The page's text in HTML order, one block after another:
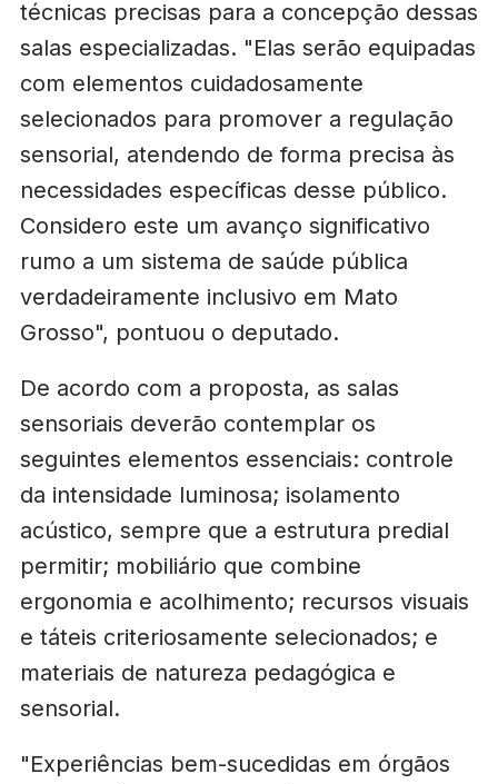
técnicas precisas para a concepção dessas
salas especializadas. "Elas serão equipadas
com elementos cuidadosamente
selecionados para promover a regulação
sensorial, atendendo de forma precisa às
necessidades específicas desse público.
Considero este um avanço significativo
rumo a um sistema de saúde pública
verdadeiramente inclusivo em Mato
Grosso", pontuou o deputado.
De acordo com a proposta, as salas
sensoriais deverão contemplar os
seguintes elementos essenciais: controle
da intensidade luminosa; isolamento
acústico, sempre que a estrutura predial
permitir; mobiliário que combine
ergonomia e acolhimento; recursos visuais
e táteis criteriosamente selecionados; e
materiais de natureza pedagógica e
sensorial.
"Experiências bem-sucedidas em órgãos